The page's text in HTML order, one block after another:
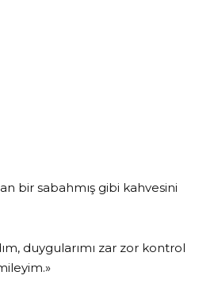
bir sabahmış gibi kahvesini
duygularımı zar zor kontrol